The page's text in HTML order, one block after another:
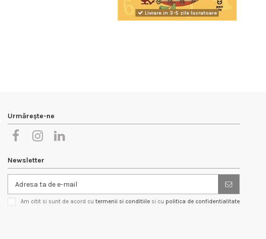
Livrare in 3-5 zile lucratoare
Urmărește-ne
Newsletter
Am citit si sunt de acord cu termenii si conditiile si cu politica de confidentialitate